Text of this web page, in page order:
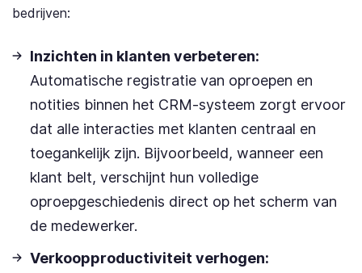
bedrijven:
Inzichten in klanten verbeteren:
Automatische registratie van oproepen en
notities binnen het CRM-systeem zorgt ervoor
dat alle interacties met klanten centraal en
toegankelijk zijn. Bijvoorbeeld, wanneer een
klant belt, verschijnt hun volledige
oproepgeschiedenis direct op het scherm van
de medewerker.
Verkoopproductiviteit verhogen: